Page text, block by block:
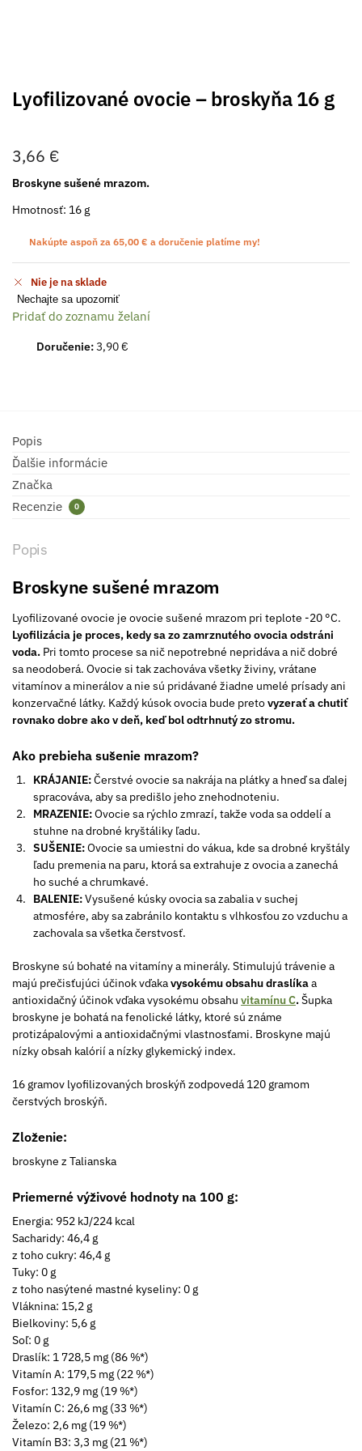
Lyofilizované ovocie – broskyňa 16 g
3,66 €
Broskyne sušené mrazom.
Hmotnosť: 16 g
Nakúpte aspoň za 65,00 € a doručenie platíme my!
Nie je na sklade
Nechajte sa upozorniť
Pridať do zoznamu želaní
Doručenie:3,90 €
Popis
Ďalšie informácie
Značka
Recenzie
0
Popis
Broskyne sušené mrazom
Lyofilizované ovocie je ovocie sušené mrazom pri teplote -20 °C.
Lyofilizácia je proces, kedy sa zo zamrznutého ovocia odstráni
voda. Pri tomto procese sa nič nepotrebné nepridáva a nič dobré
sa neodoberá. Ovocie si tak zachováva všetky živiny, vrátane
vitamínov a minerálov a nie sú pridávané žiadne umelé prísady ani
konzervačné látky. Každý kúsok ovocia bude pretovyzerať a chutiť
rovnako dobre ako v deň, keď bol odtrhnutý zo stromu.
Ako prebieha sušenie mrazom?
KRÁJANIE:Čerstvé ovocie sa nakrája na plátky a hneď sa ďalej
spracováva, aby sa predišlo jeho znehodnoteniu.
MRAZENIE:Ovocie sa rýchlo zmrazí, takže voda sa oddelí a
stuhne na drobné kryštáliky ľadu.
SUŠENIE:Ovocie sa umiestni do vákua, kde sa drobné kryštály
ľadu premenia na paru, ktorá sa extrahuje z ovocia a zanechá
ho suché a chrumkavé.
BALENIE:Vysušené kúsky ovocia sa zabalia v suchej
atmosfére, aby sa zabránilo kontaktu s vlhkosťou zo vzduchu a
zachovala sa všetka čerstvosť.
Broskyne sú bohaté na vitamíny a minerály. Stimulujú trávenie a
majú prečisťujúci účinok vďakavysokému obsahu draslíkaa
antioxidačný účinok vďaka vysokému obsahu vitamínu C.Šupka
broskyne je bohatá na fenolické látky, ktoré sú známe
protizápalovými a antioxidačnými vlastnosťami. Broskyne majú
nízky obsah kalórií a nízky glykemický index.
16 gramov lyofilizovaných broskýň zodpovedá 120 gramom
čerstvých broskýň.
Zloženie:
broskyne z Talianska
Priemerné výživové hodnoty na 100 g:
Energia: 952 kJ/224 kcal
Sacharidy: 46,4 g
z toho cukry: 46,4 g
Tuky: 0 g
z toho nasýtené mastné kyseliny: 0 g
Vláknina: 15,2 g
Bielkoviny: 5,6 g
Soľ: 0 g
Draslík: 1 728,5 mg (86 %*)
Vitamín A: 179,5 mg (22 %*)
Fosfor: 132,9 mg (19 %*)
Vitamín C: 26,6 mg (33 %*)
Železo: 2,6 mg (19 %*)
Vitamín B3: 3,3 mg (21 %*)